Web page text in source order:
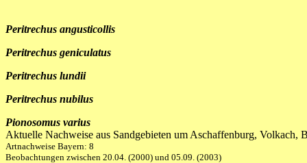
Peritrechus angusticollis
Peritrechus geniculatus
Peritrechus lundii
Peritrechus nubilus
Pionosomus varius
Aktuelle Nachweise aus Sandgebieten um Aschaffenburg, Volkach,
Artnachweise Bayern: 8
Beobachtungen zwischen 20.04. (2000) und 05.09. (2003)